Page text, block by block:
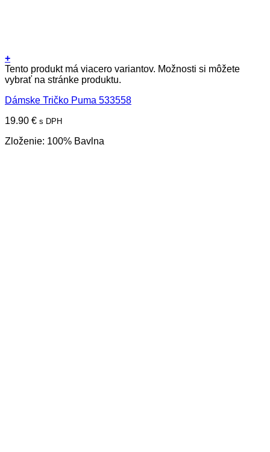
+
Tento produkt má viacero variantov. Možnosti si môžete
vybrať na stránke produktu.
Dámske Tričko Puma 533558
19.90 € s DPH
Zloženie: 100% Bavlna